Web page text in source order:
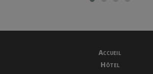
Accueil
Hôtel